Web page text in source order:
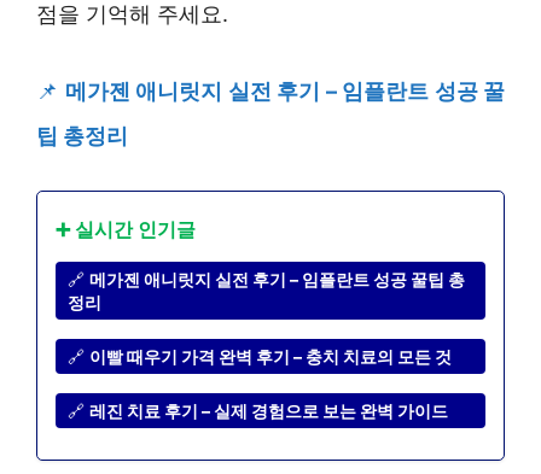
점을 기억해 주세요.
📌 메가젠 애니릿지 실전 후기 – 임플란트 성공 꿀
팁 총정리
➕ 실시간 인기글
🔗 메가젠 애니릿지 실전 후기 – 임플란트 성공 꿀팁 총
정리
🔗 이빨 때우기 가격 완벽 후기 – 충치 치료의 모든 것
🔗 레진 치료 후기 – 실제 경험으로 보는 완벽 가이드